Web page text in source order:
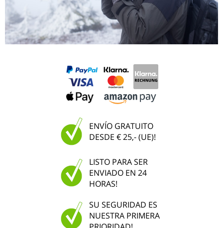
ENVÍO GRATUITO
DESDE € 25,- (UE)!
LISTO PARA SER
ENVIADO EN 24
HORAS!
SU SEGURIDAD ES
NUESTRA PRIMERA